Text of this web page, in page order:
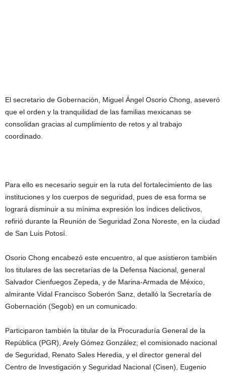
El secretario de Gobernación, Miguel Ángel Osorio Chong, aseveró
que el orden y la tranquilidad de las familias mexicanas se
consolidan gracias al cumplimiento de retos y al trabajo
coordinado.
Para ello es necesario seguir en la ruta del fortalecimiento de las
instituciones y los cuerpos de seguridad, pues de esa forma se
logrará disminuir a su mínima expresión los índices delictivos,
refirió durante la Reunión de Seguridad Zona Noreste, en la ciudad
de San Luis Potosí.
Osorio Chong encabezó este encuentro, al que asistieron también
los titulares de las secretarías de la Defensa Nacional, general
Salvador Cienfuegos Zepeda, y de Marina-Armada de México,
almirante Vidal Francisco Soberón Sanz, detalló la Secretaría de
Gobernación (Segob) en un comunicado.
Participaron también la titular de la Procuraduría General de la
República (PGR), Arely Gómez González; el comisionado nacional
de Seguridad, Renato Sales Heredia, y el director general del
Centro de Investigación y Seguridad Nacional (Cisen), Eugenio